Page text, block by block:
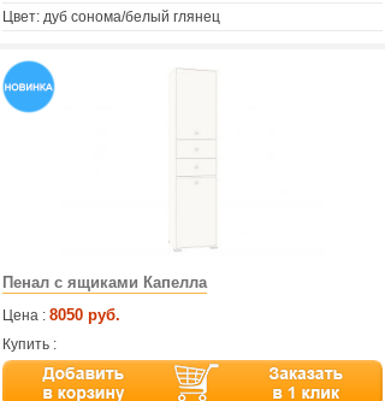
Цвет: дуб сонома/белый глянец
Пенал с ящиками Капелла
Цена : 8050 руб.
Купить :